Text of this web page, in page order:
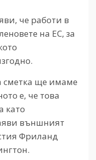
че работи в
на ЕС, за
сметка ще имаме
е, че това
като
външният
Фриланд